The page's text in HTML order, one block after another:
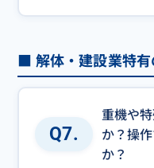
■ 解体・建設業特有
Q7.
重機や
か？操
か？